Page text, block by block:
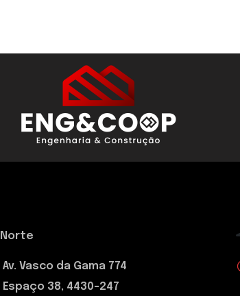
Norte
Av. Vasco da Gama 774
Espaço 38, 4430-247